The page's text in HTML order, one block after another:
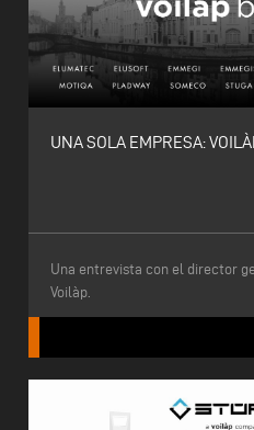
UNA SOLA EMPRESA:
Una entrevista con el director
Voilàp.